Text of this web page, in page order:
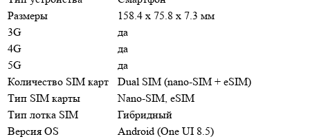
Размеры
158.4 x 75.8 x 7.3 мм
3G
да
4G
да
5G
да
Количество SIM карт
Dual SIM (nano-SIM + eSIM)
Тип SIM карты
Nano-SIM, eSIM
Тип лотка SIM
Гибридный
Версия OS
Android (One UI 8.5)